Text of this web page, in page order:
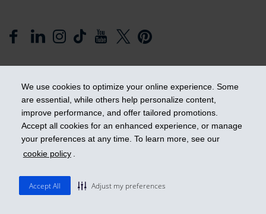
We use cookies to optimize your online experience. Some
are essential, while others help personalize content,
improve performance, and offer tailored promotions.
Accept all cookies for an enhanced experience, or manage
your preferences at any time. To learn more, see our
cookie policy .
Accept All Adjust my preferences
Prendre les devants